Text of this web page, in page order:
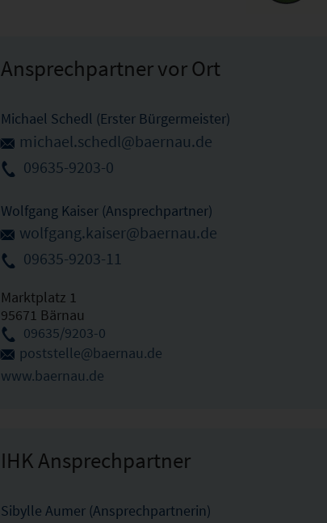
Ansprechpartner vor Ort
Michael Schedl (Erster Bürgermeister)
michael.schedl@baernau.de
09635-9203-0
Wolfgang Kaiser (Ansprechpartner)
wolfgang.kaiser@baernau.de
09635-9203-11
Marktplatz 1
95671 Bärnau
09635/9203-0
poststelle@baernau.de
www.baernau.de
IHK Ansprechpartner
Sibylle Aumer (Ansprechpartnerin)